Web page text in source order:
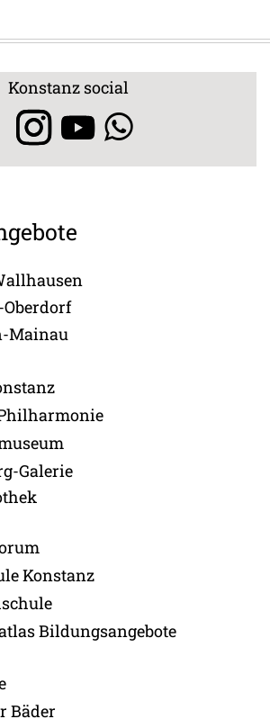
Konstanz social
Mainau
Galerie
Konstanz
Bildungsangebote
Bäder